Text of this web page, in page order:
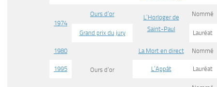
1974
Ours d’or
L’Horloger de
Saint-Paul
Nommé
Grand prix du jury Lauréat
1980
Ours d’or
La Mort en direct Nommé
1995 L’Appât Lauréat